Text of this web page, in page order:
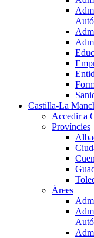
Castilla-La
Accedir a
Províncies
Àrees